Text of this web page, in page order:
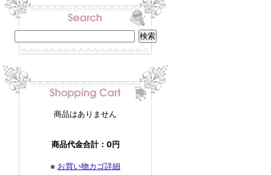
商品はありません
商品代金合計：0円
※ お買い物カゴ詳細